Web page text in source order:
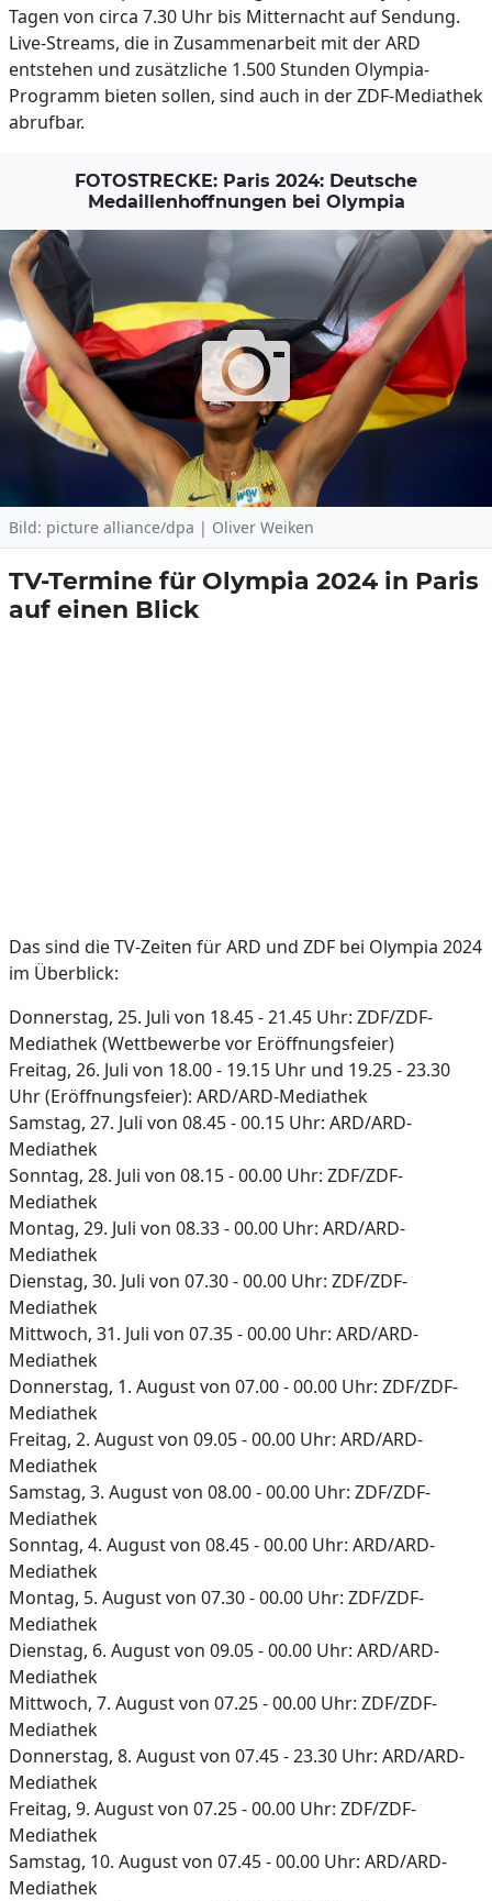
Tagen von circa 7.30 Uhr bis Mitternacht auf Sendung.
Live-Streams, die in Zusammenarbeit mit der ARD
entstehen und zusätzliche 1.500 Stunden Olympia-
Programm bieten sollen, sind auch in der ZDF-Mediathek
abrufbar.
FOTOSTRECKE: Paris 2024: Deutsche
Medaillenhoffnungen bei Olympia
Bild: picture alliance/dpa | Oliver Weiken
TV-Termine für Olympia 2024 in Paris
auf einen Blick
Das sind die TV-Zeiten für ARD und ZDF bei Olympia 2024
im Überblick:
Donnerstag, 25. Juli von 18.45 - 21.45 Uhr: ZDF/ZDF-
Mediathek (Wettbewerbe vor Eröffnungsfeier)
Freitag, 26. Juli von 18.00 - 19.15 Uhr und 19.25 - 23.30
Uhr (Eröffnungsfeier): ARD/ARD-Mediathek
Samstag, 27. Juli von 08.45 - 00.15 Uhr: ARD/ARD-
Mediathek
Sonntag, 28. Juli von 08.15 - 00.00 Uhr: ZDF/ZDF-
Mediathek
Montag, 29. Juli von 08.33 - 00.00 Uhr: ARD/ARD-
Mediathek
Dienstag, 30. Juli von 07.30 - 00.00 Uhr: ZDF/ZDF-
Mediathek
Mittwoch, 31. Juli von 07.35 - 00.00 Uhr: ARD/ARD-
Mediathek
Donnerstag, 1. August von 07.00 - 00.00 Uhr: ZDF/ZDF-
Mediathek
Freitag, 2. August von 09.05 - 00.00 Uhr: ARD/ARD-
Mediathek
Samstag, 3. August von 08.00 - 00.00 Uhr: ZDF/ZDF-
Mediathek
Sonntag, 4. August von 08.45 - 00.00 Uhr: ARD/ARD-
Mediathek
Montag, 5. August von 07.30 - 00.00 Uhr: ZDF/ZDF-
Mediathek
Dienstag, 6. August von 09.05 - 00.00 Uhr: ARD/ARD-
Mediathek
Mittwoch, 7. August von 07.25 - 00.00 Uhr: ZDF/ZDF-
Mediathek
Donnerstag, 8. August von 07.45 - 23.30 Uhr: ARD/ARD-
Mediathek
Freitag, 9. August von 07.25 - 00.00 Uhr: ZDF/ZDF-
Mediathek
Samstag, 10. August von 07.45 - 00.00 Uhr: ARD/ARD-
Mediathek